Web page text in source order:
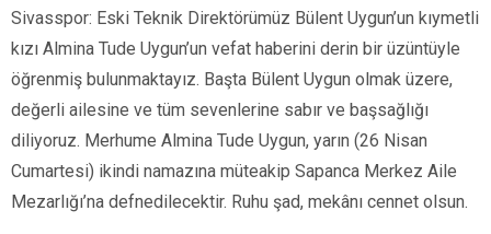
Sivasspor: Eski Teknik Direktörümüz Bülent Uygun’un kıymetli
kızı Almina Tude Uygun’un vefat haberini derin bir üzüntüyle
öğrenmiş bulunmaktayız. Başta Bülent Uygun olmak üzere,
değerli ailesine ve tüm sevenlerine sabır ve başsağlığı
diliyoruz. Merhume Almina Tude Uygun, yarın (26 Nisan
Cumartesi) ikindi namazına müteakip Sapanca Merkez Aile
Mezarlığı’na defnedilecektir. Ruhu şad, mekânı cennet olsun.